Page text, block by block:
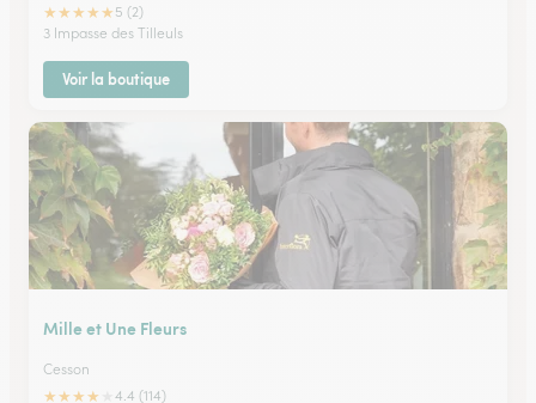
★★★★★ 5 (2)
3 Impasse des Tilleuls
Voir la boutique
Mille et Une Fleurs
Cesson
★★★★
4.4 (114)